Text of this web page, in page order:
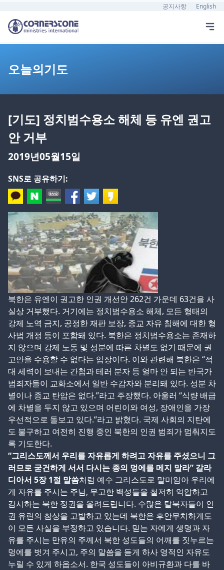
공지사항 English
오늘의기도
[기도] 정치범수용소 해체 등 유엔 권고
안 거부
2019년05월15일
SNS로 공유하기:
북한은 유엔이 권고한 인권 개선안 262건 가운데 63건을 사
실상 거부했다. 거기에는 정치범수용소 해체, 모든 형태의
강제 노역 금지, 공정한 재판 보장, 종교 자유 침해에 대한 형
사법 개정 등이 포함돼 있다. 북한은 정치범수용소는 존재하
지 않으며 강제 노동 및 성분에 따른 차별도 없기 때문에 권
고안을 수용할 수 없다는 입장이다. 이와 관련해 북한은 “적
대 세력이 보내는 간첩과 테러 분자 등 얼마 안 되는 반국가
범죄자들이 교화소에서 일반 수감자와 분리돼 있다. 성분 차
별이나 종교 탄압은 없다.”라고 주장했다. 아울러 “식량 배급
에 차별을 두지 않고 있으며 어린이와 여성, 장애인을 가장
우선적으로 돌보고 있다.”라고 밝혔다. 국제 사회의 지탄에
도 불구하고 여전히 진행 중인 북한의 인권 범죄가 멈춰지도
록 기도한다.
“그리스도께서 우리를 자유롭게 하려고 자유를 주셨으니 그
러므로 굳건하게 서서 다시는 종의 멍에를 메지 말라” 갈라
디아서 5장 1절 말씀처럼 예수 그리스도로 말미암아 우리에
게 자유를 주시는 주님, 무고한 백성들을 철저히 억압하고
감시하는 북한 정권을 올려드립니다. 수많은 탈북자들이 인
권 유린의 참상을 고발하고 있는데 북한은 후안무치하게도
이 모든 사실을 부정하고 있습니다. 믿는 자에게 생명과 자
유를 주시는 만유의 주께서 북한 성도들의 어깨를 짓누르는
멍에를 벗겨 주시고, 주의 말씀을 듣게 하사 영적인 자유도
누릴 수 있게 하옵소서. 한국 성도들이 아비규환과 다를 바